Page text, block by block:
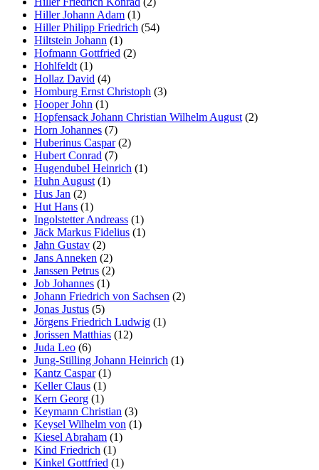
Hiller Johann Adam (1)
Hiller Philipp Friedrich (54)
Hiltstein Johann (1)
Hofmann Gottfried (2)
Hohlfeldt (1)
Hollaz David (4)
Homburg Ernst Christoph (3)
Hooper John (1)
Hopfensack Johann Christian Wilhelm August (2)
Horn Johannes (7)
Huberinus Caspar(2)
Hubert Conrad (7)
Hugendubel Heinrich (1)
Huhn August (1)
Hus Jan (2)
Hut Hans (1)
Ingolstetter Andreass (1)
Jäck Markus Fidelius (1)
Jahn Gustav (2)
Jans Anneken (2)
Janssen Petrus (2)
Job Johannes (1)
Johann Friedrich von Sachsen (2)
Jonas Justus (5)
Jörgens Friedrich Ludwig (1)
Jorissen Matthias (12)
Juda Leo (6)
Jung-Stilling Johann Heinrich (1)
Kantz Caspar(1)
Keller Claus (1)
Kern Georg (1)
Keymann Christian (3)
Keysel Wilhelm von (1)
Kiesel Abraham (1)
Kind Friedrich (1)
Kinkel Gottfried (1)